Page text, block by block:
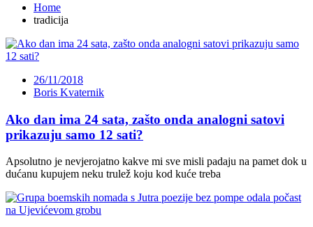
Home
tradicija
26/11/2018
Boris Kvaternik
Ako dan ima 24 sata, zašto onda analogni satovi
prikazuju samo 12 sati?
Apsolutno je nevjerojatno kakve mi sve misli padaju na pamet dok u
dućanu kupujem neku trulež koju kod kuće treba